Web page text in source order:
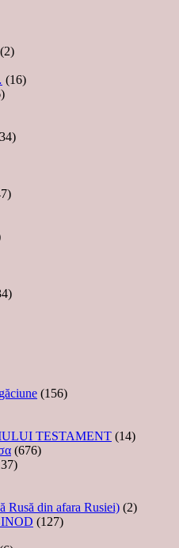
(2)
(16)
(156)
TESTAMENT (14)
(676)
Rusă din afara Rusiei) (2)
(127)